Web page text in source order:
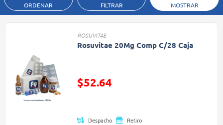
ORDENAR FILTRAR MOSTRAR
ROSUVITAE
Rosuvitae 20Mg Comp C/28 Caja
$52.64
Despacho Retiro